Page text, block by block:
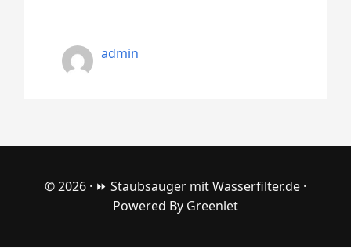
admin
© 2026 · ⏩ Staubsauger mit Wasserfilter.de ·
Powered By Greenlet